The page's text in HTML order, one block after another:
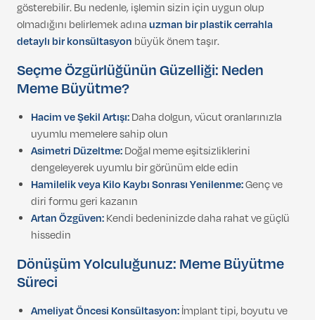
gösterebilir. Bu nedenle, işlemin sizin için uygun olup
olmadığını belirlemek adınauzman bir plastik cerrahla
detaylı bir konsültasyon büyük önem taşır.
Seçme Özgürlüğünün Güzelliği: Neden
Meme Büyütme?
Hacim ve Şekil Artışı:Daha dolgun, vücut oranlarınızla
uyumlu memelere sahip olun
Asimetri Düzeltme:Doğal meme eşitsizliklerini
dengeleyerek uyumlu bir görünüm elde edin
Hamilelik veya Kilo Kaybı Sonrası Yenilenme:Genç ve
diri formu geri kazanın
Artan Özgüven:Kendi bedeninizde daha rahat ve güçlü
hissedin
Dönüşüm Yolculuğunuz: Meme Büyütme
Süreci
Ameliyat Öncesi Konsültasyon:İmplant tipi, boyutu ve